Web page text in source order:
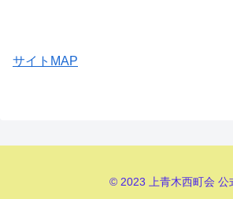
サイトMAP
© 2023 上青木西町会 公